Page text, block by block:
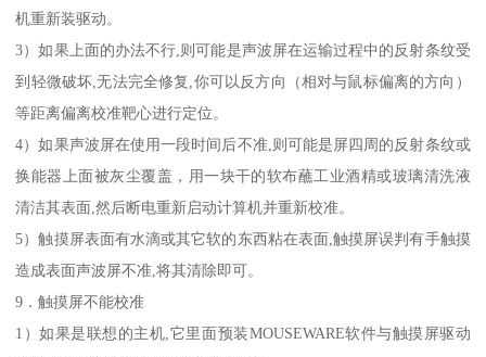
机重新装驱动。
3）如果上面的办法不行,则可能是声波屏在运输过程中的反射条纹受
到轻微破坏,无法完全修复,你可以反方向（相对与鼠标偏离的方向）
等距离偏离校准靶心进行定位。
4）如果声波屏在使用一段时间后不准,则可能是屏四周的反射条纹或
换能器上面被灰尘覆盖，用一块干的软布蘸工业酒精或玻璃清洗液
清洁其表面,然后断电重新启动计算机并重新校准。
5）触摸屏表面有水滴或其它软的东西粘在表面,触摸屏误判有手触摸
造成表面声波屏不准,将其清除即可。
9．触摸屏不能校准
1）如果是联想的主机,它里面预装MOUSEWARE软件与触摸屏驱动